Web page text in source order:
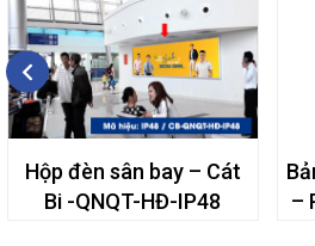
Hộp đèn sân bay – Cát
Bi -QNQT-HĐ-IP48
–